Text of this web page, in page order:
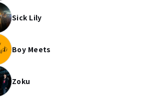
Sick Lily
Boy Meets
Zoku